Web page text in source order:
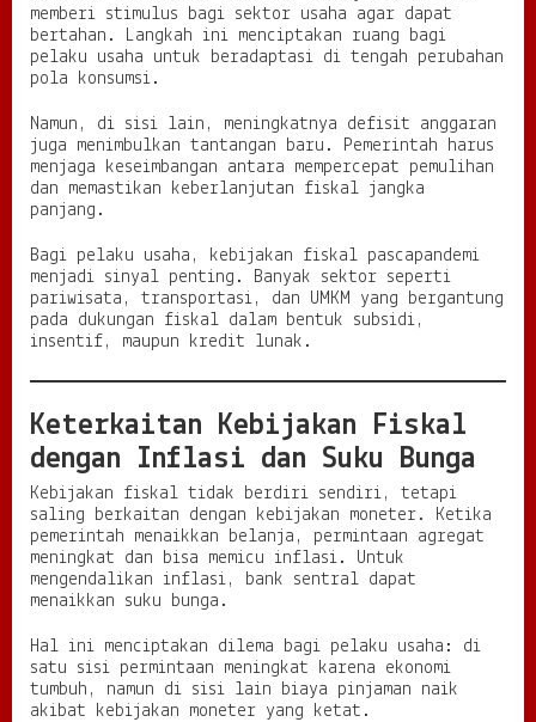
memberi stimulus bagi sektor usaha agar dapat
bertahan. Langkah ini menciptakan ruang bagi
pelaku usaha untuk beradaptasi di tengah perubahan
pola konsumsi.
Namun, di sisi lain, meningkatnya defisit anggaran
juga menimbulkan tantangan baru. Pemerintah harus
menjaga keseimbangan antara mempercepat pemulihan
dan memastikan keberlanjutan fiskal jangka
panjang.
Bagi pelaku usaha, kebijakan fiskal pascapandemi
menjadi sinyal penting. Banyak sektor seperti
pariwisata, transportasi, dan UMKM yang bergantung
pada dukungan fiskal dalam bentuk subsidi,
insentif, maupun kredit lunak.
Keterkaitan Kebijakan Fiskal
dengan Inflasi dan Suku Bunga
Kebijakan fiskal tidak berdiri sendiri, tetapi
saling berkaitan dengan kebijakan moneter. Ketika
pemerintah menaikkan belanja, permintaan agregat
meningkat dan bisa memicu inflasi. Untuk
mengendalikan inflasi, bank sentral dapat
menaikkan suku bunga.
Hal ini menciptakan dilema bagi pelaku usaha: di
satu sisi permintaan meningkat karena ekonomi
tumbuh, namun di sisi lain biaya pinjaman naik
akibat kebijakan moneter yang ketat.